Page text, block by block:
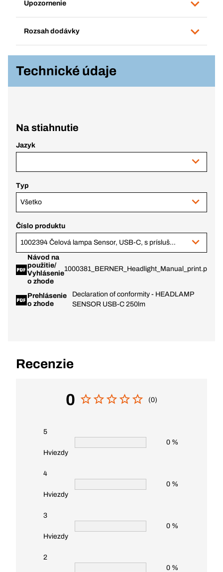
Upozornenie
Rozsah dodávky
Technické údaje
Na stiahnutie
Jazyk
Typ
Všetko
Číslo produktu
1002394 Čelová lampa Sensor, USB-C, s príslušenstvom
Návod na
použitie/
Vyhlásenie
o zhode
1000381_BERNER_Headlight_Manual_print.pdf
Prehlásenie
o zhode
Declaration of conformity - HEADLAMP
SENSOR USB-C 250lm
Recenzie
0 (0)
5
Hviezdy
0 %
4
Hviezdy
0 %
3
Hviezdy
0 %
2
0 %